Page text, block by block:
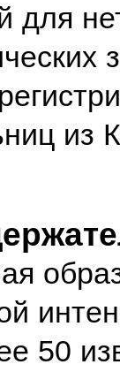
для
из
50